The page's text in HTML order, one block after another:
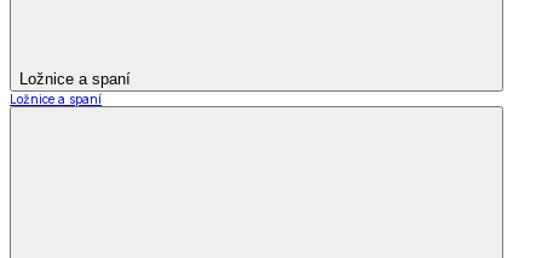
Ložnice a spaní
Ložnice a spaní